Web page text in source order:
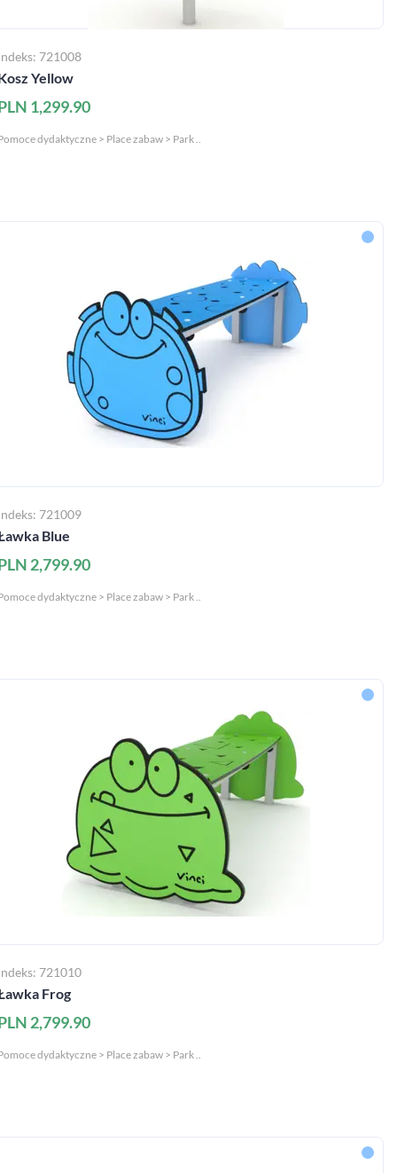
721008
Yellow
1,299.90
dydaktyczne > Place zabaw > Park ..
721009
Blue
2,799.90
dydaktyczne > Place zabaw > Park ..
721010
Frog
2,799.90
dydaktyczne > Place zabaw > Park ..